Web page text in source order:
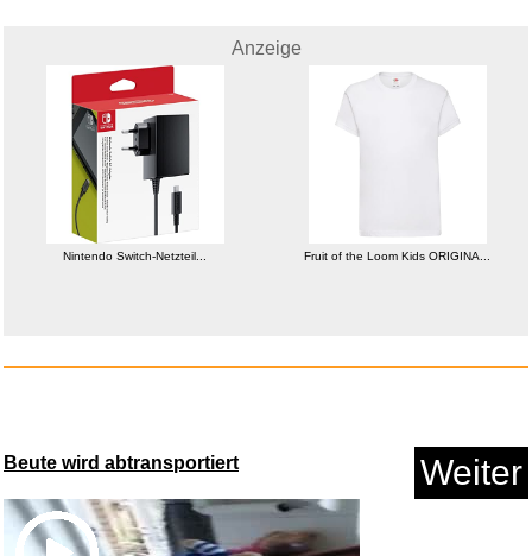
Iron Man - Trilogie [Blu-ray] ...
Anzeige
Nintendo Switch-Netzteil... Fruit of the Loom Kids ORIGINA...
Beute wird abtransportiert Weiter